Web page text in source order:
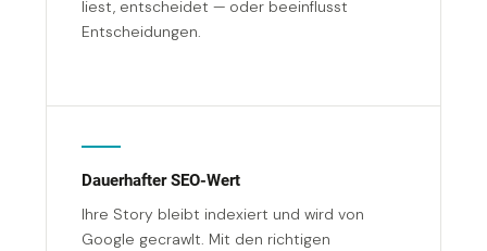
liest, entscheidet — oder beeinflusst
Entscheidungen.
Dauerhafter SEO-Wert
Ihre Story bleibt indexiert und wird von
Google gecrawlt. Mit den richtigen